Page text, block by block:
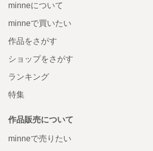
minneについて
minneで買いたい
作品をさがす
ショップをさがす
ランキング
特集
作品販売について
minneで売りたい